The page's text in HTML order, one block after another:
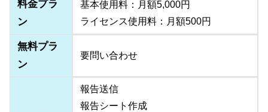
料金プラ
ン
基本使用料：月額5,000円
ライセンス使用料：月額500円
無料プラ
ン
要問い合わせ
報告送信
報告シート作成